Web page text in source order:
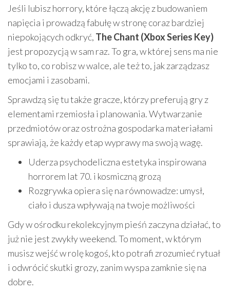
Jeśli lubisz horrory, które łączą akcję z budowaniem
napięcia i prowadzą fabułę w stronę coraz bardziej
niepokojących odkryć, The Chant (Xbox Series Key)
jest propozycją w sam raz. To gra, w której sens ma nie
tylko to, co robisz w walce, ale też to, jak zarządzasz
emocjami i zasobami.
Sprawdzą się tu także gracze, którzy preferują gry z
elementami rzemiosła i planowania. Wytwarzanie
przedmiotów oraz ostrożna gospodarka materiałami
sprawiają, że każdy etap wyprawy ma swoją wagę.
Uderza psychodeliczna estetyka inspirowana
horrorem lat 70. i kosmiczną grozą
Rozgrywka opiera się na równowadze: umysł,
ciało i dusza wpływają na twoje możliwości
Gdy w ośrodku rekolekcyjnym pieśń zaczyna działać, to
już nie jest zwykły weekend. To moment, w którym
musisz wejść w rolę kogoś, kto potrafi zrozumieć rytuał
i odwrócić skutki grozy, zanim wyspa zamknie się na
dobre.